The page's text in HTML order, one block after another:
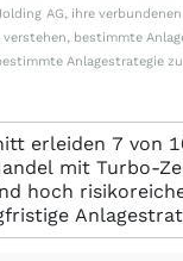
AG, ihre
bestimmte
Anlagestrategie
erleiden 7 von
mit Turbo-
hoch